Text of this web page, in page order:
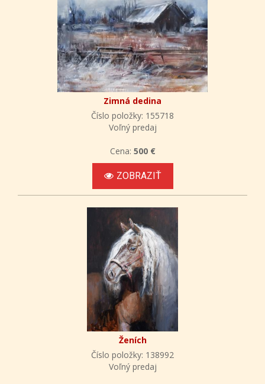
Zimná dedina
Číslo položky: 155718
Voľný predaj
Cena: 500 €
ZOBRAZIŤ
Ženích
Číslo položky: 138992
Voľný predaj